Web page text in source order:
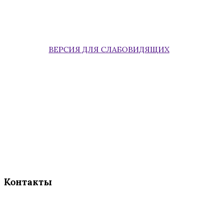
ВЕРСИЯ ДЛЯ СЛАБОВИДЯЩИХ
Контакты